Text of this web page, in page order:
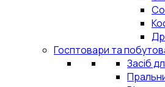
Госптовари та
Засіб